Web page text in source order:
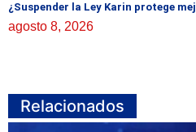
¿Suspender la Ley Karin protege
agosto 8, 2026
Relacionados